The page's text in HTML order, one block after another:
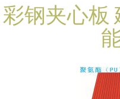
彩钢夹心板